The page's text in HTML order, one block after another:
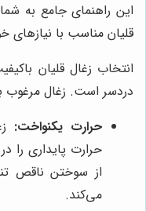
این راهنمای جامع به
قلیان مناسب با نیازهای
انتخاب زغال قلیان
دردسر است. زغال مرغوب
حرارت یکنواخت:
حرارت پایداری را
از سوختن ناقص
می‌کند.